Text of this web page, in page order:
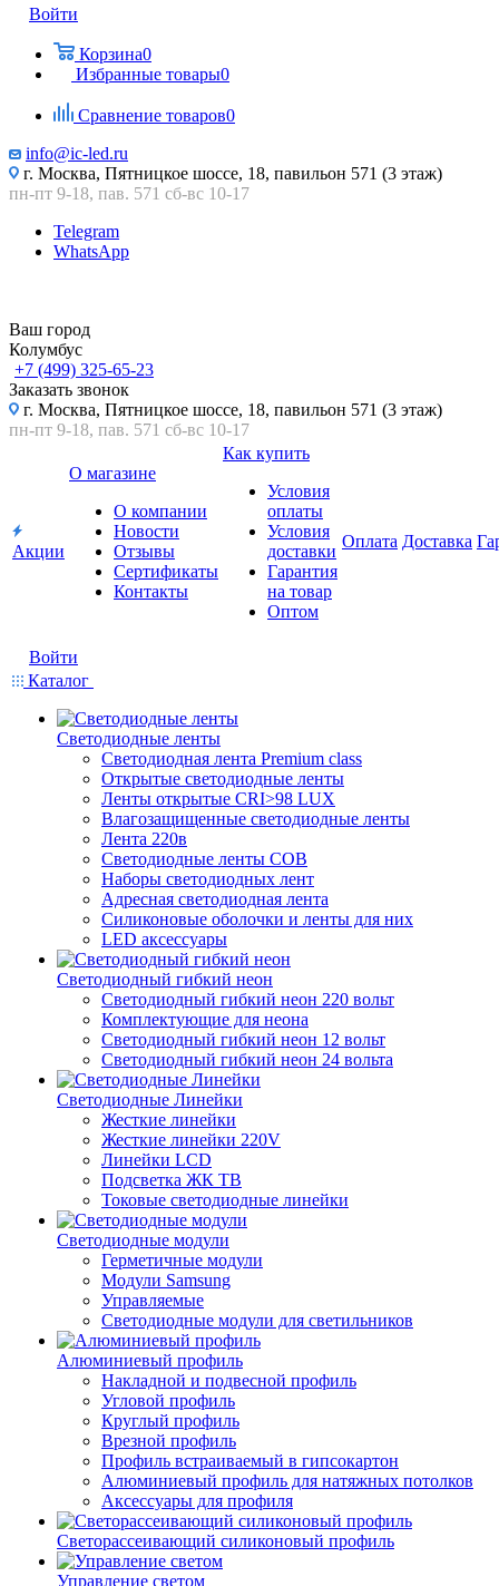
Войти
Корзина0
Избранные товары0
Сравнение товаров0
info@ic-led.ru
г. Москва, Пятницкое шоссе, 18, павильон 571 (3 этаж)
пн-пт 9-18, пав. 571 сб-вс 10-17
Telegram
WhatsApp
Ваш город
Колумбус
+7 (499) 325-65-23
Заказать звонок
г. Москва, Пятницкое шоссе, 18, павильон 571 (3 этаж)
пн-пт 9-18, пав. 571 сб-вс 10-17
Акции
О магазине
О компании
Новости
Отзывы
Сертификаты
Контакты
Как купить
Условия
оплаты
Условия
доставки
Гарантия
на товар
Оптом
Оплата Доставка
Войти
Каталог
Светодиодные ленты
Светодиодная лента Premium class
Открытые светодиодные ленты
Ленты открытые CRI>98 LUX
Влагозащищенные светодиодные ленты
Лента 220в
Светодиодные ленты COB
Наборы светодиодных лент
Адресная светодиодная лента
Силиконовые оболочки и ленты для них
LED аксессуары
Светодиодный гибкий неон
Светодиодный гибкий неон 220 вольт
Комплектующие для неона
Светодиодный гибкий неон 12 вольт
Светодиодный гибкий неон 24 вольта
Светодиодные Линейки
Жесткие линейки
Жесткие линейки 220V
Линейки LCD
Подсветка ЖК ТВ
Токовые светодиодные линейки
Светодиодные модули
Герметичные модули
Модули Samsung
Управляемые
Светодиодные модули для светильников
Алюминиевый профиль
Накладной и подвесной профиль
Угловой профиль
Круглый профиль
Врезной профиль
Профиль встраиваемый в гипсокартон
Алюминиевый профиль для натяжных потолков
Аксессуары для профиля
Светорассеивающий силиконовый профиль
Управление светом